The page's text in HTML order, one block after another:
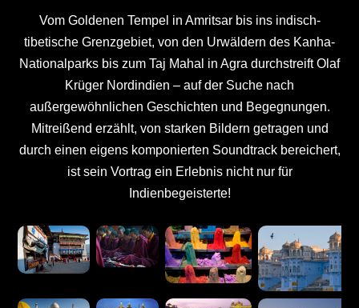
Vom Goldenen Tempel in Amritsar bis ins indisch-
tibetische Grenzgebiet, von den Urwäldern des Kanha-
Nationalparks bis zum Taj Mahal in Agra durchstreift Olaf
Krüger Nordindien – auf der Suche nach
außergewöhnlichen Geschichten und Begegnungen.
Mitreißend erzählt, von starken Bildern getragen und
durch einen eigens komponierten Soundtrack bereichert,
ist sein Vortrag ein Erlebnis nicht nur für
Indienbegeisterte!